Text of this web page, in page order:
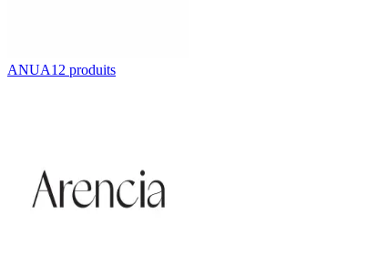
ANUA12 produits